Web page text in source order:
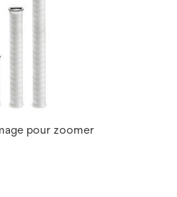
pour zoomer